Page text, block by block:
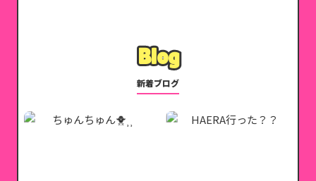
Blog
Blog
新着ブログ